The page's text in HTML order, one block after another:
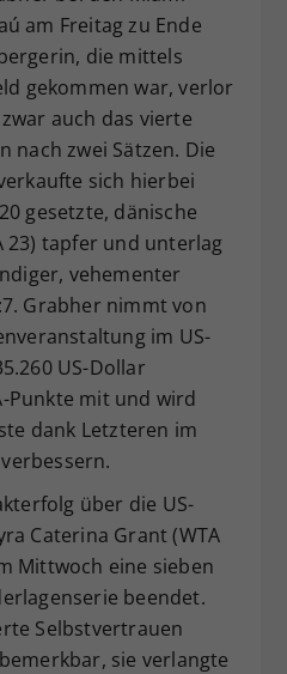
am Freitag zu Ende
die mittels
gekommen war, verlor
auch das vierte
nach zwei Sätzen. Die
sich hierbei
gesetzte, dänische
23) tapfer und unterlag
vehementer
Grabher nimmt von
im US-
US-Dollar
Punkte mit und wird
dank Letzteren im
über die US-
Caterina Grant (WTA
Mittwoch eine sieben
beendet.
Selbstvertrauen
sie verlangte
speichert Ihre Consent-
Unter anderem eine
ID, für die
Speicherung Ihrer
Betreiber dies eingestellt